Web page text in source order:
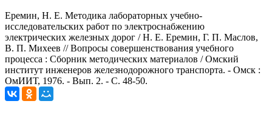
Еремин, Н. Е. Методика лабораторных учебно-
исследовательских работ по электроснабжению
электрических железных дорог / Н. Е. Еремин, Г. П. Маслов,
В. П. Михеев // Вопросы совершенствования учебного
процесса : Сборник методических материалов / Омский
институт инженеров железнодорожного транспорта. - Омск :
ОмИИТ, 1976. - Вып. 2. - С. 48-50.